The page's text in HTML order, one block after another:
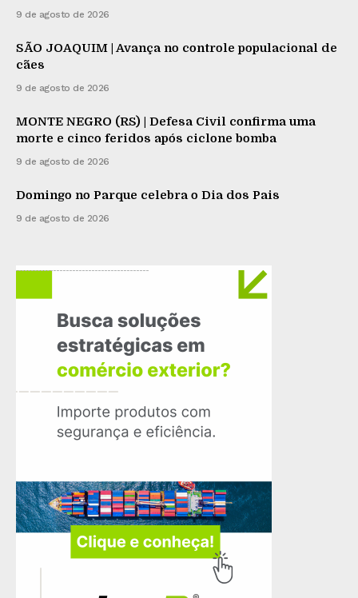
9 de agosto de 2026
SÃO JOAQUIM | Avança no controle populacional de
cães
9 de agosto de 2026
MONTE NEGRO (RS) | Defesa Civil confirma uma
morte e cinco feridos após ciclone bomba
9 de agosto de 2026
Domingo no Parque celebra o Dia dos Pais
9 de agosto de 2026